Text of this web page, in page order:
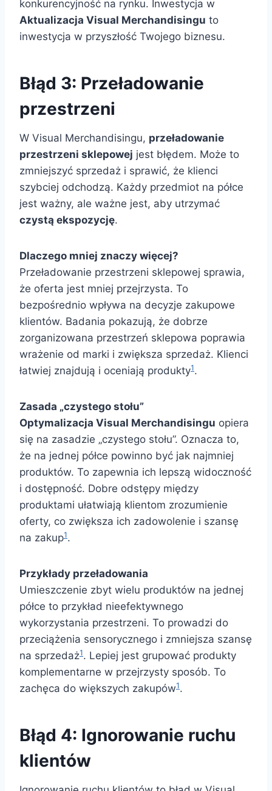
konkurencyjność na rynku. Inwestycja w
Aktualizacja Visual Merchandisingu to
inwestycja w przyszłość Twojego biznesu.
Błąd 3: Przeładowanie
przestrzeni
W Visual Merchandisingu, przeładowanie
przestrzeni sklepowej jest błędem. Może to
zmniejszyć sprzedaż i sprawić, że klienci
szybciej odchodzą. Każdy przedmiot na półce
jest ważny, ale ważne jest, aby utrzymać
czystą ekspozycję.
Dlaczego mniej znaczy więcej?
Przeładowanie przestrzeni sklepowej sprawia,
że oferta jest mniej przejrzysta. To
bezpośrednio wpływa na decyzje zakupowe
klientów. Badania pokazują, że dobrze
zorganizowana przestrzeń sklepowa poprawia
wrażenie od marki i zwiększa sprzedaż. Klienci
łatwiej znajdują i oceniają produkty1.
Zasada „czystego stołu”
Optymalizacja Visual Merchandisingu opiera
się na zasadzie „czystego stołu”. Oznacza to,
że na jednej półce powinno być jak najmniej
produktów. To zapewnia ich lepszą widoczność
i dostępność. Dobre odstępy między
produktami ułatwiają klientom zrozumienie
oferty, co zwiększa ich zadowolenie i szansę
na zakup1.
Przykłady przeładowania
Umieszczenie zbyt wielu produktów na jednej
półce to przykład nieefektywnego
wykorzystania przestrzeni. To prowadzi do
przeciążenia sensorycznego i zmniejsza szansę
na sprzedaż1. Lepiej jest grupować produkty
komplementarne w przejrzysty sposób. To
zachęca do większych zakupów1.
Błąd 4: Ignorowanie ruchu
klientów